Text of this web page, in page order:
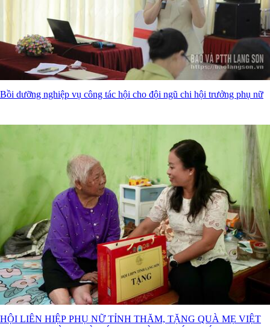
Bồi dưỡng nghiệp vụ công tác hội cho đội ngũ chi hội trưởng phụ nữ
HỘI LIÊN HIỆP PHỤ NỮ TỈNH THĂM, TẶNG QUÀ MẸ VIỆT